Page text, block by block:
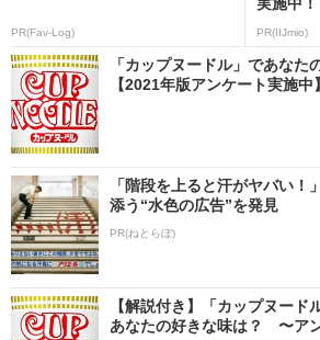
PR(Fav-Log) PR(IIJmio)
「カップヌードル」であなた
【2021年版アンケート実施中】
「階段を上ると汗がヤバい
添う“水色の広告”を発見
PR(ねとらぼ)
【解説付き】「カップヌー
あなたの好きな味は？ 〜ア